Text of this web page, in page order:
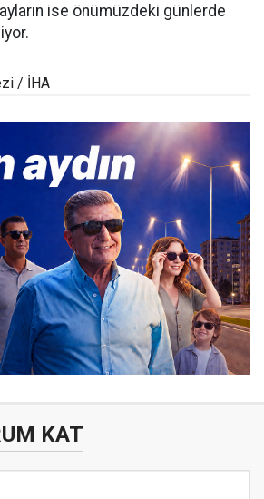
ise önümüzdeki günlerde
/ İHA
KAT